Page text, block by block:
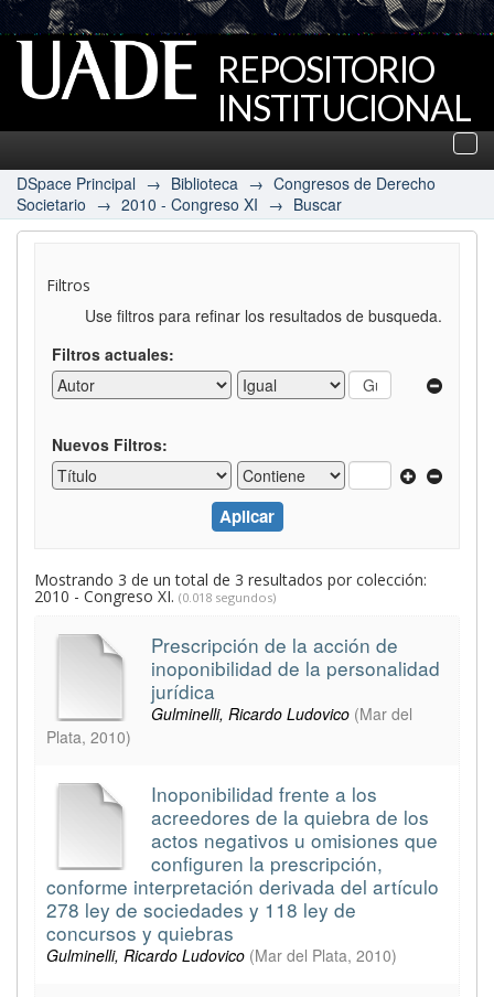
REPOSITORIO
INSTITUCIONAL
UADE
DSpace Principal → Biblioteca → Congresos de Derecho
Societario → 2010 - Congreso XI → Buscar
Filtros
Use filtros para refinar los resultados de busqueda.
Filtros actuales:
Nuevos Filtros:
Mostrando 3 de un total de 3 resultados por colección:
2010 - Congreso XI. (0.018 segundos)
Prescripción de la acción de
inoponibilidad de la personalidad
jurídica
Gulminelli, Ricardo Ludovico (Mar del
Plata, 2010)
Inoponibilidad frente a los
acreedores de la quiebra de los
actos negativos u omisiones que
configuren la prescripción,
conforme interpretación derivada del artículo
278 ley de sociedades y 118 ley de
concursos y quiebras
Gulminelli, Ricardo Ludovico (Mar del Plata, 2010)